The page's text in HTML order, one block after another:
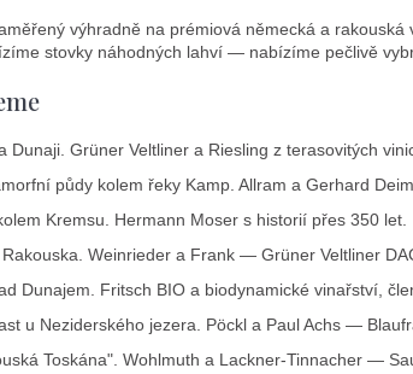
d
a
p
r
v
k
y
v
ý
p
i
výhradně na prémiová německá a
stovky náhodných lahví — nabízíme pečlivě
Grüner Veltliner a Riesling z terasovitých
půdy kolem řeky Kamp. Allram a Gerhard
Kremsu. Hermann Moser s historií přes 350 let.
Weinrieder a Frank — Grüner Veltliner
Dunajem. Fritsch BIO a biodynamické vinařství,
u Neziderského jezera. Pöckl a Paul Achs —
Toskána". Wohlmuth a Lackner-Tinnacher —